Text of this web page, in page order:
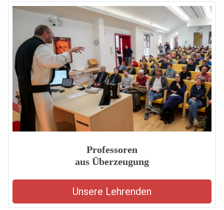
Professoren
aus Überzeugung
Unsere Lehrenden